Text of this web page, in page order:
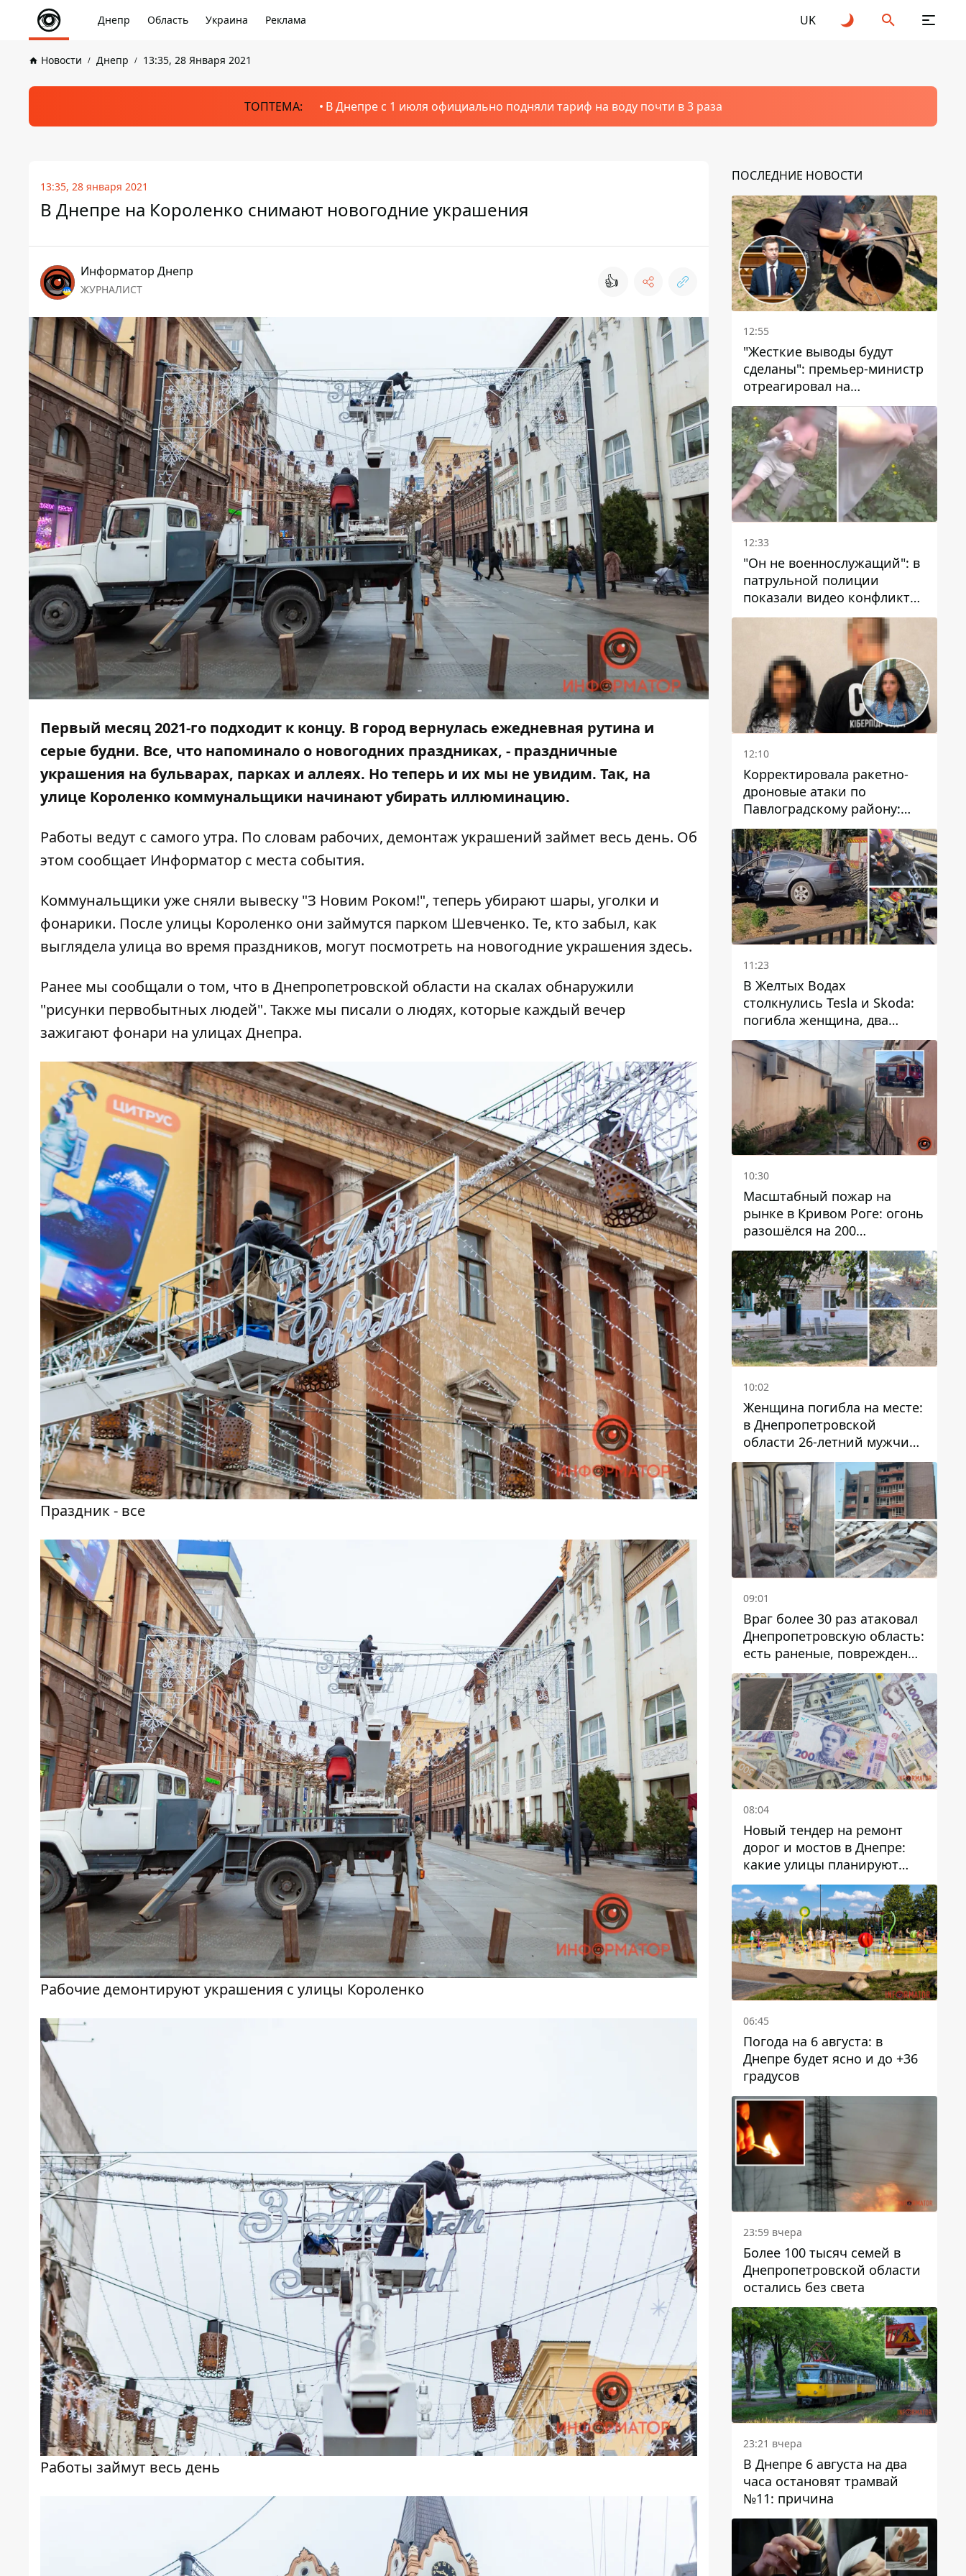
Днепр Область Украина Реклама UK
Новости Днепр 13:35, 28 Января 2021
ТОПТЕМА: В Днепре с 1 июля официально подняли тариф на воду почти в 3 раза
13:35, 28 января 2021
В Днепре на Короленко снимают новогодние украшения
Информатор Днепр
ЖУРНАЛИСТ 👍
Первый месяц 2021-го подходит к концу. В город вернулась ежедневная рутина и
серые будни. Все, что напоминало о новогодних праздниках, - праздничные
украшения на бульварах, парках и аллеях. Но теперь и их мы не увидим. Так, на
улице Короленко коммунальщики начинают убирать иллюминацию.
Работы ведут с самого утра. По словам рабочих, демонтаж украшений займет весь день. Об
этом сообщает Информатор с места события.
Коммунальщики уже сняли вывеску "З Новим Роком!", теперь убирают шары, уголки и
фонарики. После улицы Короленко они займутся парком Шевченко. Те, кто забыл, как
выглядела улица во время праздников, могут посмотреть на новогодние украшения здесь.
Ранее мы сообщали о том, что в Днепропетровской области на скалах обнаружили
"рисунки первобытных людей". Также мы писали о людях, которые каждый вечер
зажигают фонари на улицах Днепра.
Праздник - все
Рабочие демонтируют украшения с улицы Короленко
Работы займут весь день
ПОСЛЕДНИЕ НОВОСТИ
12:55
"Жесткие выводы будут
сделаны": премьер-министр
отреагировал на
несколькодневное
отсутствие воды в Марганце
12:33
"Он не военнослужащий": в
патрульной полиции
показали видео конфликта
с мужчиной без ноги на
проспекте Поля в Днепре
12:10
Корректировала ракетно-
дроновые атаки по
Павлоградскому району:
задержали вражескую
агентку
11:23
В Желтых Водах
столкнулись Tesla и Skoda:
погибла женщина, два
человека пострадали
10:30
Масштабный пожар на
рынке в Кривом Роге: огонь
разошёлся на 200
квадратных метров
10:02
Женщина погибла на месте:
в Днепропетровской
области 26-летний мужчина
избил трех человек
металлическим предметом
09:01
Враг более 30 раз атаковал
Днепропетровскую область:
есть раненые, повреждены
лицей, дома и предприятия
08:04
Новый тендер на ремонт
дорог и мостов в Днепре:
какие улицы планируют
обновить и сколько
десятков миллионов гривен
на это хотят потратить
06:45
Погода на 6 августа: в
Днепре будет ясно и до +36
градусов
23:59 вчера
Более 100 тысяч семей в
Днепропетровской области
остались без света
23:21 вчера
В Днепре 6 августа на два
часа остановят трамвай
№11: причина